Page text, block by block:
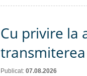
Cu privire la
Publicat: 07.08.2026